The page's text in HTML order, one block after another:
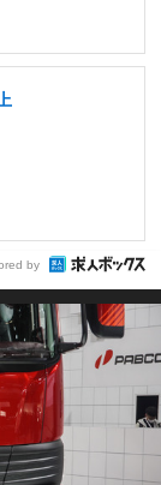
by